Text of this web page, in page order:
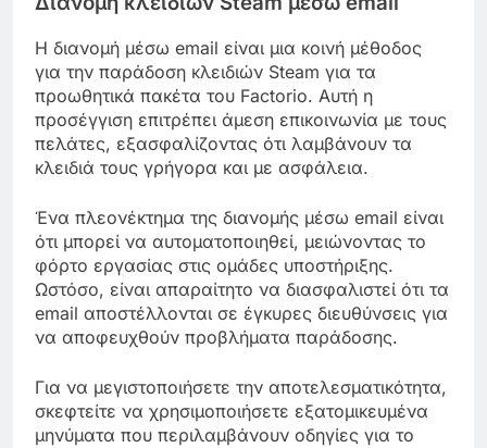
Η διανομή μέσω email είναι μια κοινή μέθοδος
για την παράδοση κλειδιών Steam για τα
προωθητικά πακέτα του Factorio. Αυτή η
προσέγγιση επιτρέπει άμεση επικοινωνία με τους
πελάτες, εξασφαλίζοντας ότι λαμβάνουν τα
κλειδιά τους γρήγορα και με ασφάλεια.
Ένα πλεονέκτημα της διανομής μέσω email είναι
ότι μπορεί να αυτοματοποιηθεί, μειώνοντας το
φόρτο εργασίας στις ομάδες υποστήριξης.
Ωστόσο, είναι απαραίτητο να διασφαλιστεί ότι τα
email αποστέλλονται σε έγκυρες διευθύνσεις για
να αποφευχθούν προβλήματα παράδοσης.
Για να μεγιστοποιήσετε την αποτελεσματικότητα,
σκεφτείτε να χρησιμοποιήσετε εξατομικευμένα
μηνύματα που περιλαμβάνουν οδηγίες για το